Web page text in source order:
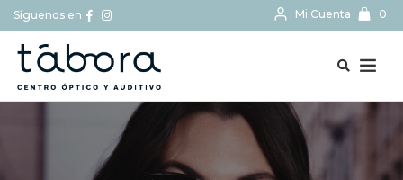
Síguenos en Mi Cuenta 0